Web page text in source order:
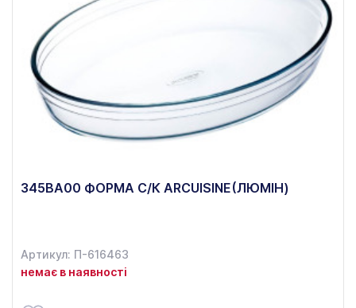
345ВА00 ФОРМА С/К ARCUISINE(ЛЮМІН)
Артикул: П-616463
немає в наявності